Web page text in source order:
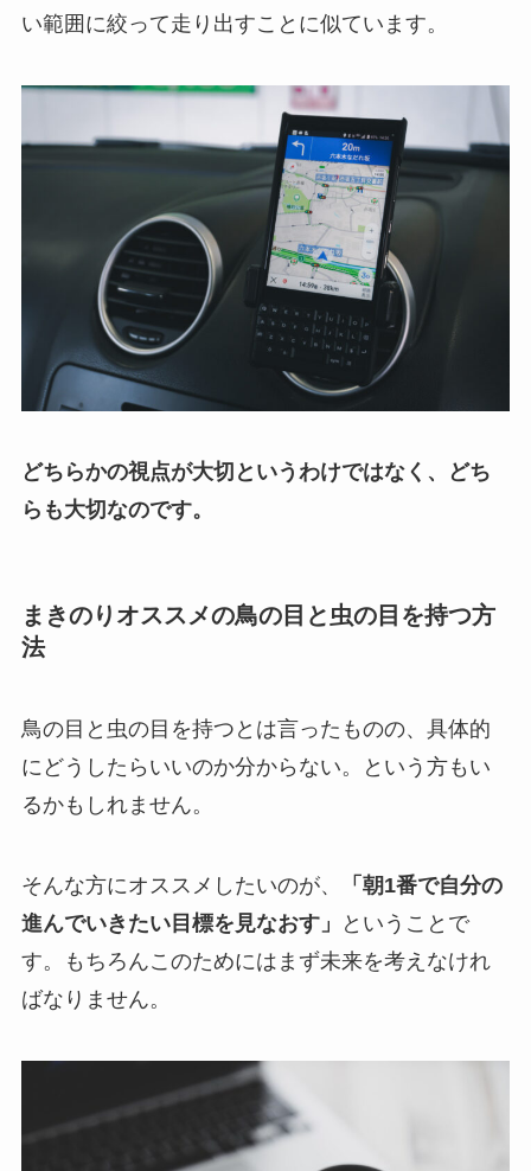
い範囲に絞って走り出すことに似ています。
どちらかの視点が大切というわけではなく、どち
らも大切なのです。
まきのりオススメの鳥の目と虫の目を持つ方
法
鳥の目と虫の目を持つとは言ったものの、具体的
にどうしたらいいのか分からない。という方もい
るかもしれません。
そんな方にオススメしたいのが、
「朝1番で自分の
進んでいきたい目標を見なおす」
ということで
す。もちろんこのためにはまず未来を考えなけれ
ばなりません。